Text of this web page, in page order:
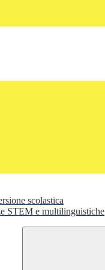
scolastica
STEM e multilinguistiche